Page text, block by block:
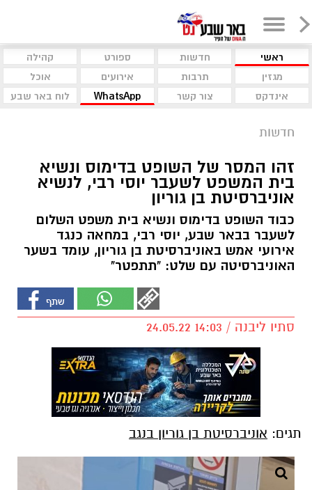
ראשי חדשות ספורט
קהילה
מגזין
תרבות אירועים
אוכל
אינדקס
צור קשר WhatsApp לוח באר שבע
חדשות
זהו המסר של השופט בדימוס ונשיא
בית המשפט לשעבר יוסי רבי, לנשיא
אוניברסיטת בן גוריון
כבוד השופט בדימוס ונשיא בית משפט השלום
לשעבר בבאר שבע, יוסי רבי, במחאה כנגד
אירועי אמש באוניברסיטת בן גוריון, עומד בשער
האוניברסיטה עם שלט: "תתפטר"
סתיו ליבנה / 14:03 24.05.22
תגים: אוניברסיטת בן גוריון בנגב